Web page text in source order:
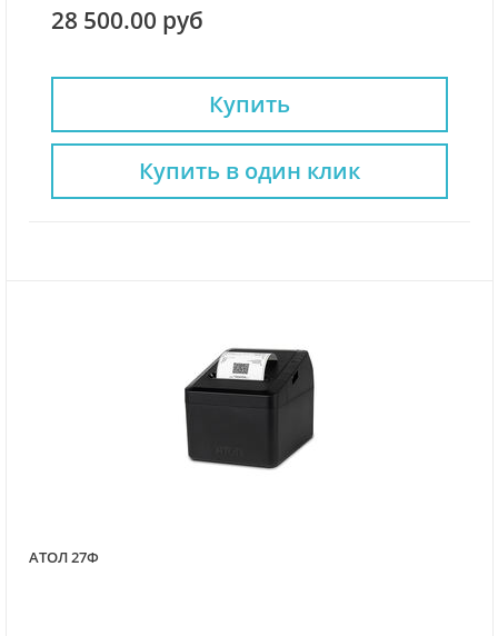
28 500.00 руб
Купить
Купить в один клик
АТОЛ 27Ф